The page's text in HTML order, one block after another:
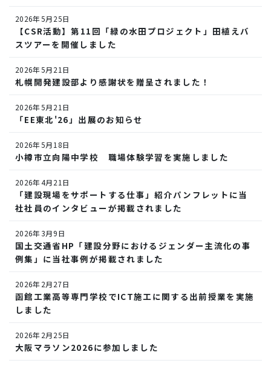
2026年5月25日
【CSR活動】第11回「緑の水田プロジェクト」田植えバ
スツアーを開催しました
2026年5月21日
札幌開発建設部より感謝状を贈呈されました！
2026年5月21日
「EE東北'26」出展のお知らせ
2026年5月18日
小樽市立向陽中学校 職場体験学習を実施しました
2026年4月21日
「建設現場をサポートする仕事」紹介パンフレットに当
社社員のインタビューが掲載されました
2026年3月9日
国土交通省HP「建設分野におけるジェンダー主流化の事
例集」に当社事例が掲載されました
2026年2月27日
函館工業高等専門学校でICT施工に関する出前授業を実施
しました
2026年2月25日
大阪マラソン2026に参加しました